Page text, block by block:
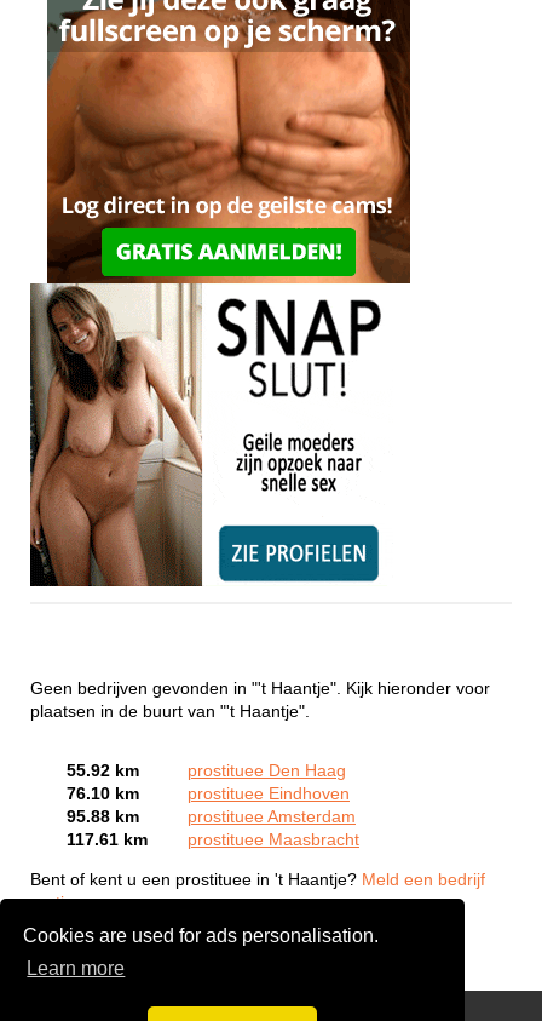
Cookies are used for ads personalisation.
Learn more
Geen bedrijven gevonden in "'t Haantje". Kijk hieronder voor
plaatsen in de buurt van "'t Haantje".
55.92 km
prostituee Den Haag
76.10 km
prostituee Eindhoven
95.88 km
prostituee Amsterdam
117.61 km
prostituee Maasbracht
Bent of kent u een prostituee in 't Haantje? Meld een bedrijf
gratis aan